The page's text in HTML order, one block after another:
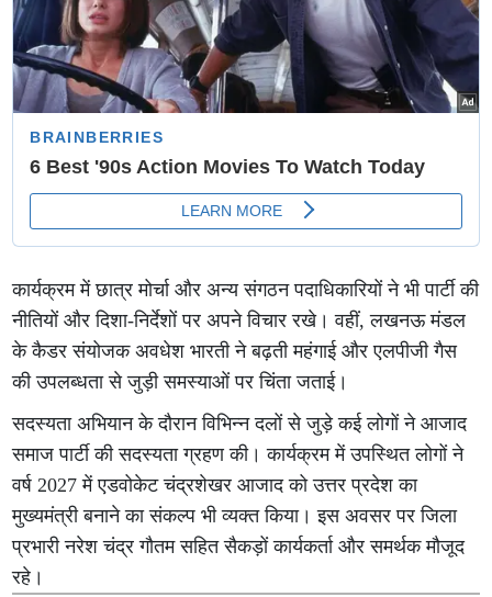
कार्यक्रम में छात्र मोर्चा और अन्य संगठन पदाधिकारियों ने भी पार्टी की
नीतियों और दिशा-निर्देशों पर अपने विचार रखे। वहीं, लखनऊ मंडल
के कैडर संयोजक अवधेश भारती ने बढ़ती महंगाई और एलपीजी गैस
की उपलब्धता से जुड़ी समस्याओं पर चिंता जताई।
सदस्यता अभियान के दौरान विभिन्न दलों से जुड़े कई लोगों ने आजाद
समाज पार्टी की सदस्यता ग्रहण की। कार्यक्रम में उपस्थित लोगों ने
वर्ष 2027 में एडवोकेट चंद्रशेखर आजाद को उत्तर प्रदेश का
मुख्यमंत्री बनाने का संकल्प भी व्यक्त किया। इस अवसर पर जिला
प्रभारी नरेश चंद्र गौतम सहित सैकड़ों कार्यकर्ता और समर्थक मौजूद
रहे।